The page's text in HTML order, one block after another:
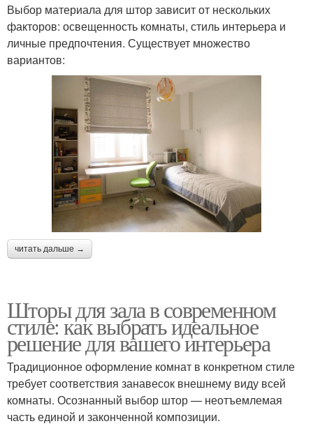
Выбор материала для штор зависит от нескольких
факторов: освещенность комнаты, стиль интерьера и
личные предпочтения. Существует множество
вариантов:
читать дальше →
Шторы для зала в современном
стиле: как выбрать идеальное
решение для вашего интерьера
Традиционное оформление комнат в конкретном стиле
требует соответствия занавесок внешнему виду всей
комнаты. Осознанный выбор штор — неотъемлемая
часть единой и законченной композиции.